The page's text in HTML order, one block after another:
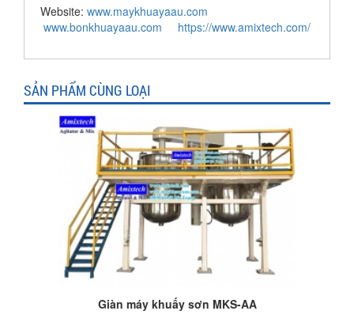
Website: www.maykhuayaau.com
www.bonkhuayaau.com
https://www.amixtech.com/
SẢN PHẨM CÙNG LOẠI
Giàn máy khuấy sơn MKS-AA